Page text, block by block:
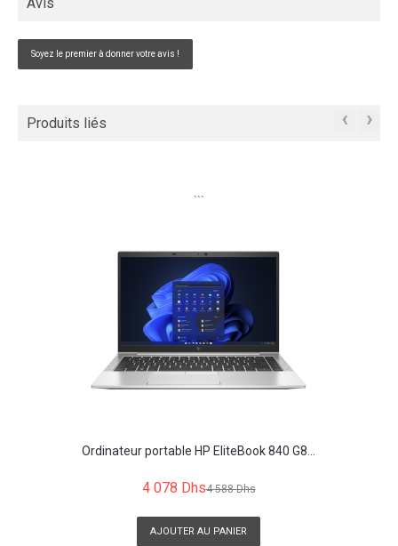
Soyez le premier à donner votre avis !
Produits liés ‹ ›
```
Ordinateur portable HP EliteBook 840 G8...
4 078 Dhs4 588 Dhs
AJOUTER AU PANIER